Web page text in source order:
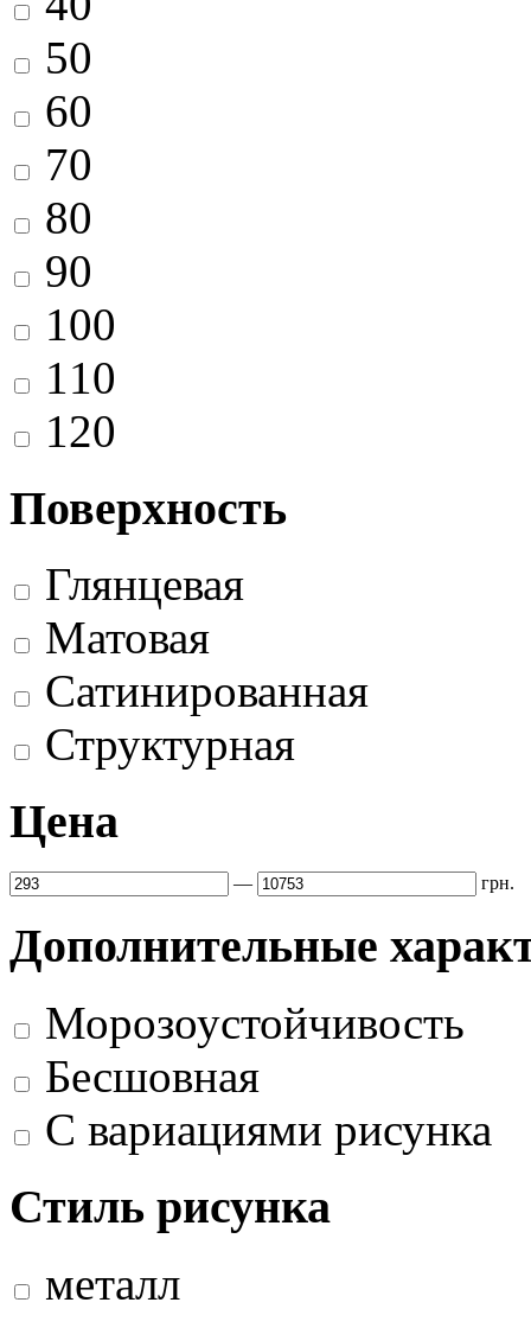
50
60
70
80
90
100
110
120
Поверхность
Глянцевая
Матовая
Сатинированная
Структурная
Цена
— грн.
Дополнительные
Морозоустойчивость
Бесшовная
С вариациями рисунка
Стиль рисунка
металл